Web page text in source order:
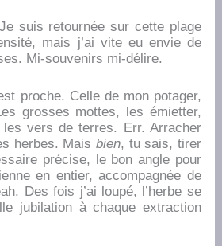
suis retournée sur cette plage
mais j’ai vite eu envie de
Mi-souvenirs mi-délire.
proche. Celle de mon potager,
grosses mottes, les émietter,
vers de terres. Err. Arracher
herbes. Mais bien, tu sais, tirer
précise, le bon angle pour
en entier, accompagnée de
Des fois j’ai loupé, l’herbe se
jubilation à chaque extraction